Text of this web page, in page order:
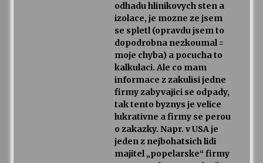
odhadu hlinikovych sten a
izolace, je mozne ze jsem
se spletl (opravdu jsem to
dopodrobna nezkoumal =
moje chyba) a pocucha to
kalkulaci. Ale co mam
informace z zakulisi jedne
firmy zabyvajici se odpady,
tak tento byznys je velice
lukrativne a firmy se perou
o zakazky. Napr. v USA je
jeden z nejbohatsich lidi
majitel „popelarske“ firmy